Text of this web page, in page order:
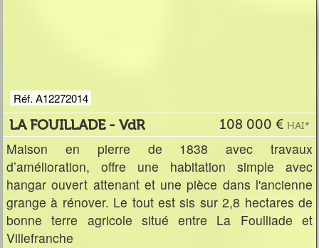
Réf. A12272014
LA FOUILLADE - VdR 108 000 € HAI*
Maison en pierre de 1838 avec travaux
d’amélioration, offre une habitation simple avec
hangar ouvert attenant et une pièce dans l'ancienne
grange à rénover. Le tout est sis sur 2,8 hectares de
bonne terre agricole situé entre La Foulliade et
Villefranche